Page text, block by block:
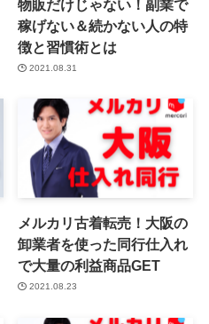
物販だけじゃない！副業で
稼げない＆続かない人の特
徴と習慣術とは
2021.08.31
メルカリ古着転売！大阪の
卸業者を使った同行仕入れ
で大量の利益商品GET
2021.08.23